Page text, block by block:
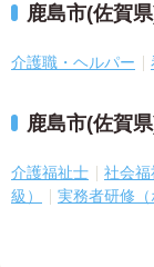
鹿島市(佐賀
介護職・ヘルパー
鹿島市(佐賀
介護福祉士 社会福
級）
実務者研修（